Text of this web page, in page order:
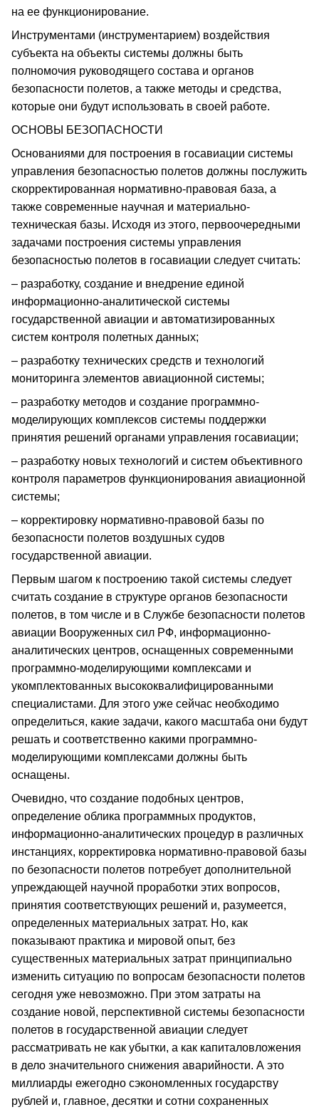
на ее функционирование.
Инструментами (инструментарием) воздействия
субъекта на объекты системы должны быть
полномочия руководящего состава и органов
безопасности полетов, а также методы и средства,
которые они будут использовать в своей работе.
ОСНОВЫ БЕЗОПАСНОСТИ
Основаниями для построения в госавиации системы
управления безопасностью полетов должны послужить
скорректированная нормативно-правовая база, а
также современные научная и материально-
техническая базы. Исходя из этого, первоочередными
задачами построения системы управления
безопасностью полетов в госавиации следует считать:
– разработку, создание и внедрение единой
информационно-аналитической системы
государственной авиации и автоматизированных
систем контроля полетных данных;
– разработку технических средств и технологий
мониторинга элементов авиационной системы;
– разработку методов и создание программно-
моделирующих комплексов системы поддержки
принятия решений органами управления госавиации;
– разработку новых технологий и систем объективного
контроля параметров функционирования авиационной
системы;
– корректировку нормативно-правовой базы по
безопасности полетов воздушных судов
государственной авиации.
Первым шагом к построению такой системы следует
считать создание в структуре органов безопасности
полетов, в том числе и в Службе безопасности полетов
авиации Вооруженных сил РФ, информационно-
аналитических центров, оснащенных современными
программно-моделирующими комплексами и
укомплектованных высококвалифицированными
специалистами. Для этого уже сейчас необходимо
определиться, какие задачи, какого масштаба они будут
решать и соответственно какими программно-
моделирующими комплексами должны быть
оснащены.
Очевидно, что создание подобных центров,
определение облика программных продуктов,
информационно-аналитических процедур в различных
инстанциях, корректировка нормативно-правовой базы
по безопасности полетов потребует дополнительной
упреждающей научной проработки этих вопросов,
принятия соответствующих решений и, разумеется,
определенных материальных затрат. Но, как
показывают практика и мировой опыт, без
существенных материальных затрат принципиально
изменить ситуацию по вопросам безопасности полетов
сегодня уже невозможно. При этом затраты на
создание новой, перспективной системы безопасности
полетов в государственной авиации следует
рассматривать не как убытки, а как капиталовложения
в дело значительного снижения аварийности. А это
миллиарды ежегодно сэкономленных государству
рублей и, главное, десятки и сотни сохраненных